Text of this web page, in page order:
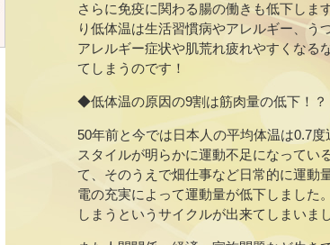
さらに免疫に関わる腸の働きも低下しま
り低体温は生活習慣病やアレルギー、う
アレルギー症状や肌荒れ疲れやすくなる
てしまうのです！
◆低体温の原因の9割は筋肉量の低下！？
50年前と今では日本人の平均体温は0.7
スタイルが明らかに運動不足になってい
て、そのうえで畑仕事など日常的に運動
電の充実によって運動量が低下しました
しまうというサイクルが出来てしまいまし